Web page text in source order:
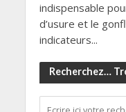
indispensable
d’usure et le
indicateurs...
Recherchez…